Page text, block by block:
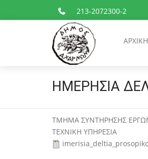
213-2072300-2
ΑΡΧΙΚΗ
ΗΜΕΡΗΣΙΑ
ΤΜΗΜΑ ΣΥΝΤΗΡΗΣΗΣ
ΤΕΧΝΙΚΗ ΥΠΗΡΕΣΙΑ